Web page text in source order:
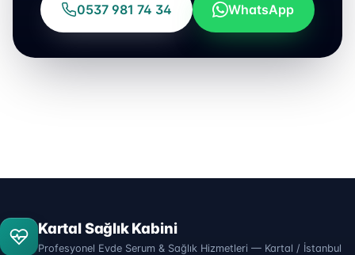
0537 981 74 34 WhatsApp
Kartal Sağlık Kabini
Profesyonel Evde Serum & Sağlık Hizmetleri — Kartal / İstanbul